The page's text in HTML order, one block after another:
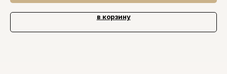
в корзину